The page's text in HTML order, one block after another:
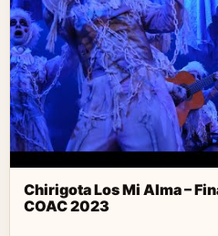
Chirigota Los Mi Alma –
COAC 2023